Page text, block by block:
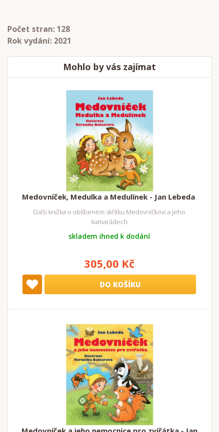
Počet stran: 128
Rok vydání: 2021
Mohlo by vás zajímat
Medovníček, Medulka a Medulínek - Jan Lebeda
Další knížka o oblíbeném skřítku Medovníčkovi a jeho
kamarádech
skladem ihned k dodání
305,00 Kč
DO KOŠÍKU